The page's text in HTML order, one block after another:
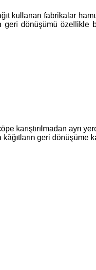
kullanan fabrikalar
geri dönüşümü
karıştırılmadan ayrı
geri dönüşüme